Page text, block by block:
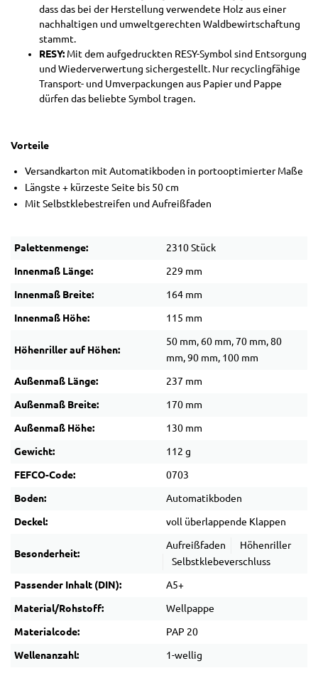
dass das bei der Herstellung verwendete Holz aus einer
nachhaltigen und umweltgerechten Waldbewirtschaftung
stammt.
RESY: Mit dem aufgedruckten RESY-Symbol sind Entsorgung
und Wiederverwertung sichergestellt. Nur recyclingfähige
Transport- und Umverpackungen aus Papier und Pappe
dürfen das beliebte Symbol tragen.
Vorteile
Versandkarton mit Automatikboden in portooptimierter Maße
Längste + kürzeste Seite bis 50 cm
Mit Selbstklebestreifen und Aufreißfaden
Palettenmenge: 2310 Stück
Innenmaß Länge: 229 mm
Innenmaß Breite: 164 mm
Innenmaß Höhe: 115 mm
Höhenriller auf Höhen:
50 mm, 60 mm, 70 mm, 80
mm, 90 mm, 100 mm
Außenmaß Länge: 237 mm
Außenmaß Breite: 170 mm
Außenmaß Höhe: 130 mm
Gewicht: 112 g
FEFCO-Code: 0703
Boden: Automatikboden
Deckel: voll überlappende Klappen
Besonderheit:
Aufreißfaden
Höhenriller
Selbstklebeverschluss
Passender Inhalt (DIN): A5+
Material/Rohstoff: Wellpappe
Materialcode: PAP 20
Wellenanzahl: 1-wellig